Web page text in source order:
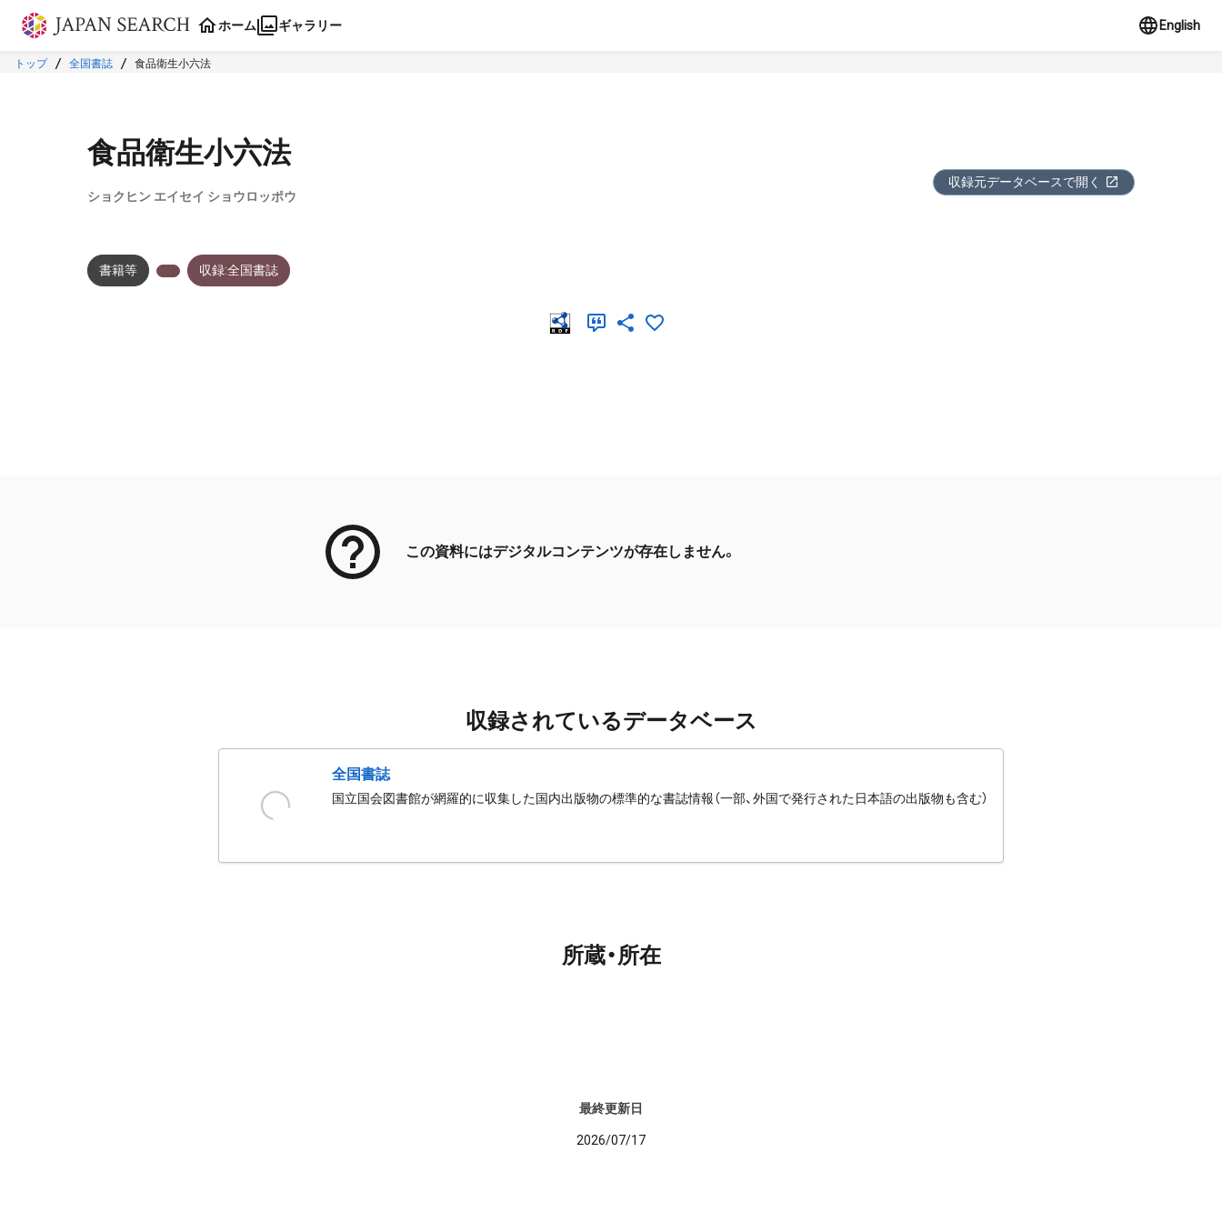
本文に飛ぶ
ホーム ギャラリー English
トップ 全国書誌 食品衛生小六法
食品衛生小六法
ショクヒン エイセイ ショウロッポウ
収録元データベースで開く
書籍等 収録:全国書誌
この資料にはデジタルコンテンツが存在しません。
収録されているデータベース
全国書誌
国立国会図書館が網羅的に収集した国内出版物の標準的な書誌情報（一部、外国で発行された日本語の出版物も含む）
所蔵・所在
最終更新日
2026/07/17